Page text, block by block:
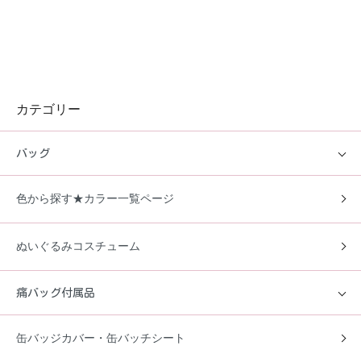
カテゴリー
バッグ
色から探す★カラー一覧ページ
ぬいぐるみコスチューム
痛バッグ付属品
缶バッジカバー・缶バッチシート